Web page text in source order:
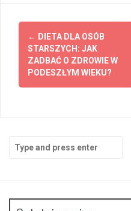
Post
navigation
← DIETA DLA OSÓB
STARSZYCH: JAK
ZADBAĆ O ZDROWIE W
PODESZŁYM WIEKU?
for: